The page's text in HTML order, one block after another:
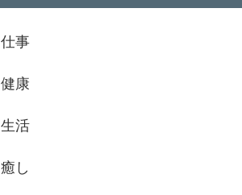
仕事
健康
生活
癒し